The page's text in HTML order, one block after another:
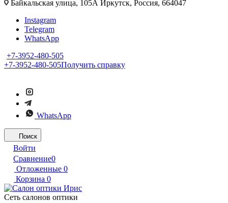
Байкальская улица, 105А Иркутск, Россия, 664047
Instagram
Telegram
WhatsApp
+7-3952-480-505
+7-3952-480-505Получить справку
WhatsApp
Поиск
Войти
Сравнение0
Отложенные 0
Корзина 0
Сеть салонов оптики